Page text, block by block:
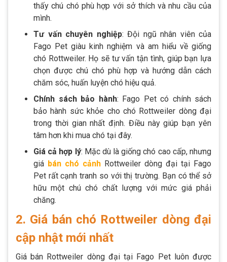
thấy chú chó phù hợp với sở thích và nhu cầu của
mình.
Tư vấn chuyên nghiệp: Đội ngũ nhân viên của
Fago Pet giàu kinh nghiệm và am hiểu về giống
chó Rottweiler. Họ sẽ tư vấn tận tình, giúp bạn lựa
chọn được chú chó phù hợp và hướng dẫn cách
chăm sóc, huấn luyện chó hiệu quả.
Chính sách bảo hành: Fago Pet có chính sách
bảo hành sức khỏe cho chó Rottweiler dòng đại
trong thời gian nhất định. Điều này giúp bạn yên
tâm hơn khi mua chó tại đây.
Giá cả hợp lý: Mặc dù là giống chó cao cấp, nhưng
giá bán chó cảnh Rottweiler dòng đại tại Fago
Pet rất cạnh tranh so với thị trường. Bạn có thể sở
hữu một chú chó chất lượng với mức giá phải
chăng.
2. Giá bán chó Rottweiler dòng đại
cập nhật mới nhất
Giá bán Rottweiler dòng đại tại Fago Pet luôn được